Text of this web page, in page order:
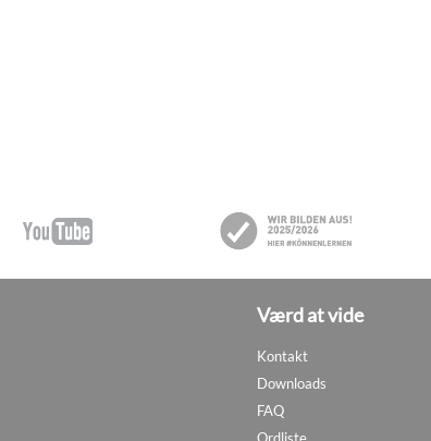
Værd at vide
Kontakt
Downloads
FAQ